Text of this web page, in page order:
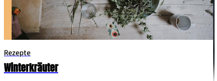
Rezepte
Winterkräuter